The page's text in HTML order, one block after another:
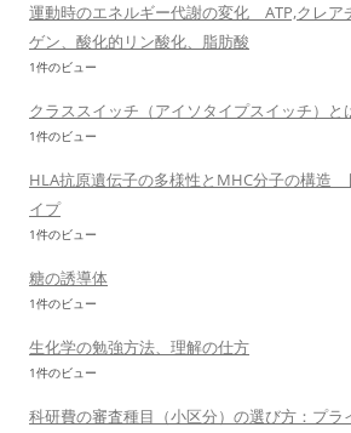
運動時のエネルギー代謝の変化 ATP,クレア
ゲン、酸化的リン酸化、脂肪酸
1件のビュー
クラススイッチ（アイソタイプスイッチ）と
1件のビュー
HLA抗原遺伝子の多様性とMHC分子の構造
イプ
1件のビュー
糖の誘導体
1件のビュー
生化学の勉強方法、理解の仕方
1件のビュー
科研費の審査種目（小区分）の選び方：プラ